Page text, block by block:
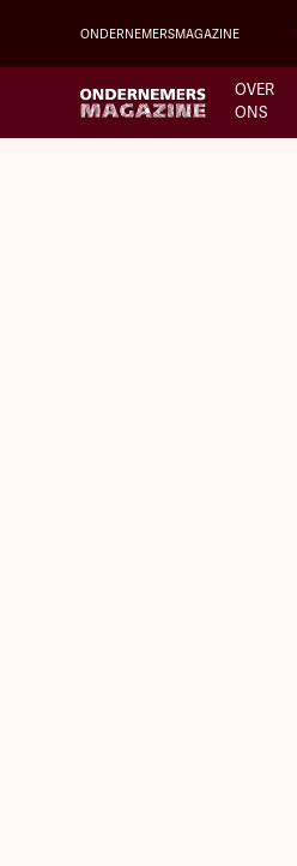
ONDERNEMERSMAGAZINE
OVER
ONS